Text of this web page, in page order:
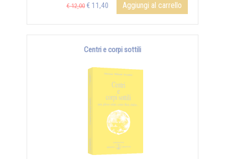
€ 12,00 € 11,40 Aggiungi al carrello
Centri e corpi sottili